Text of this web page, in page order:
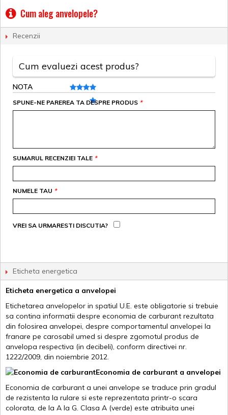
Cum aleg anvelopele?
Recenzii
Cum evaluezi acest produs?
NOTA
*
SPUNE-NE PAREREA TA DESPRE PRODUS
*
SUMARUL RECENZIEI TALE
*
NUMELE TAU
VREI SA URMARESTI DISCUTIA?
Eticheta energetica
Eticheta energetica a anvelopei
Etichetarea anvelopelor in spatiul U.E. este obligatorie si trebuie
sa contina informatii despre economia de carburant rezultata
din folosirea anvelopei, despre comportamentul anvelopei la
franare pe carosabil umed si despre zgomotul produs de
anvelopa respectiva (in decibeli), conform directivei nr.
1222/2009, din noiembrie 2012.
Economia de carburant a anvelopei
Economia de carburant a unei anvelope se traduce prin gradul
de rezistenta la rulare si este reprezentata printr-o scara
colorata, de la A la G. Clasa A (verde) este atribuita unei